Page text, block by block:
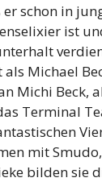
schon in
ist
Michael
Michi Beck,
Terminal
mit
bilden sie